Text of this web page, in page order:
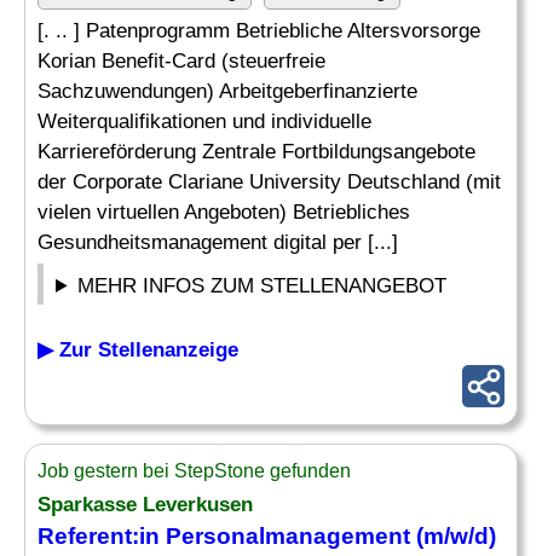
[. .. ] Patenprogramm Betriebliche Altersvorsorge
Korian Benefit-Card (steuerfreie
Sachzuwendungen) Arbeitgeberfinanzierte
Weiterqualifikationen und individuelle
Karriereförderung Zentrale Fortbildungsangebote
der Corporate Clariane University Deutschland (mit
vielen virtuellen Angeboten) Betriebliches
Gesundheitsmanagement digital per [...]
MEHR INFOS ZUM STELLENANGEBOT
▶ Zur Stellenanzeige
Job gestern bei StepStone gefunden
Sparkasse Leverkusen
Referent:in Personalmanagement (m/w/d)